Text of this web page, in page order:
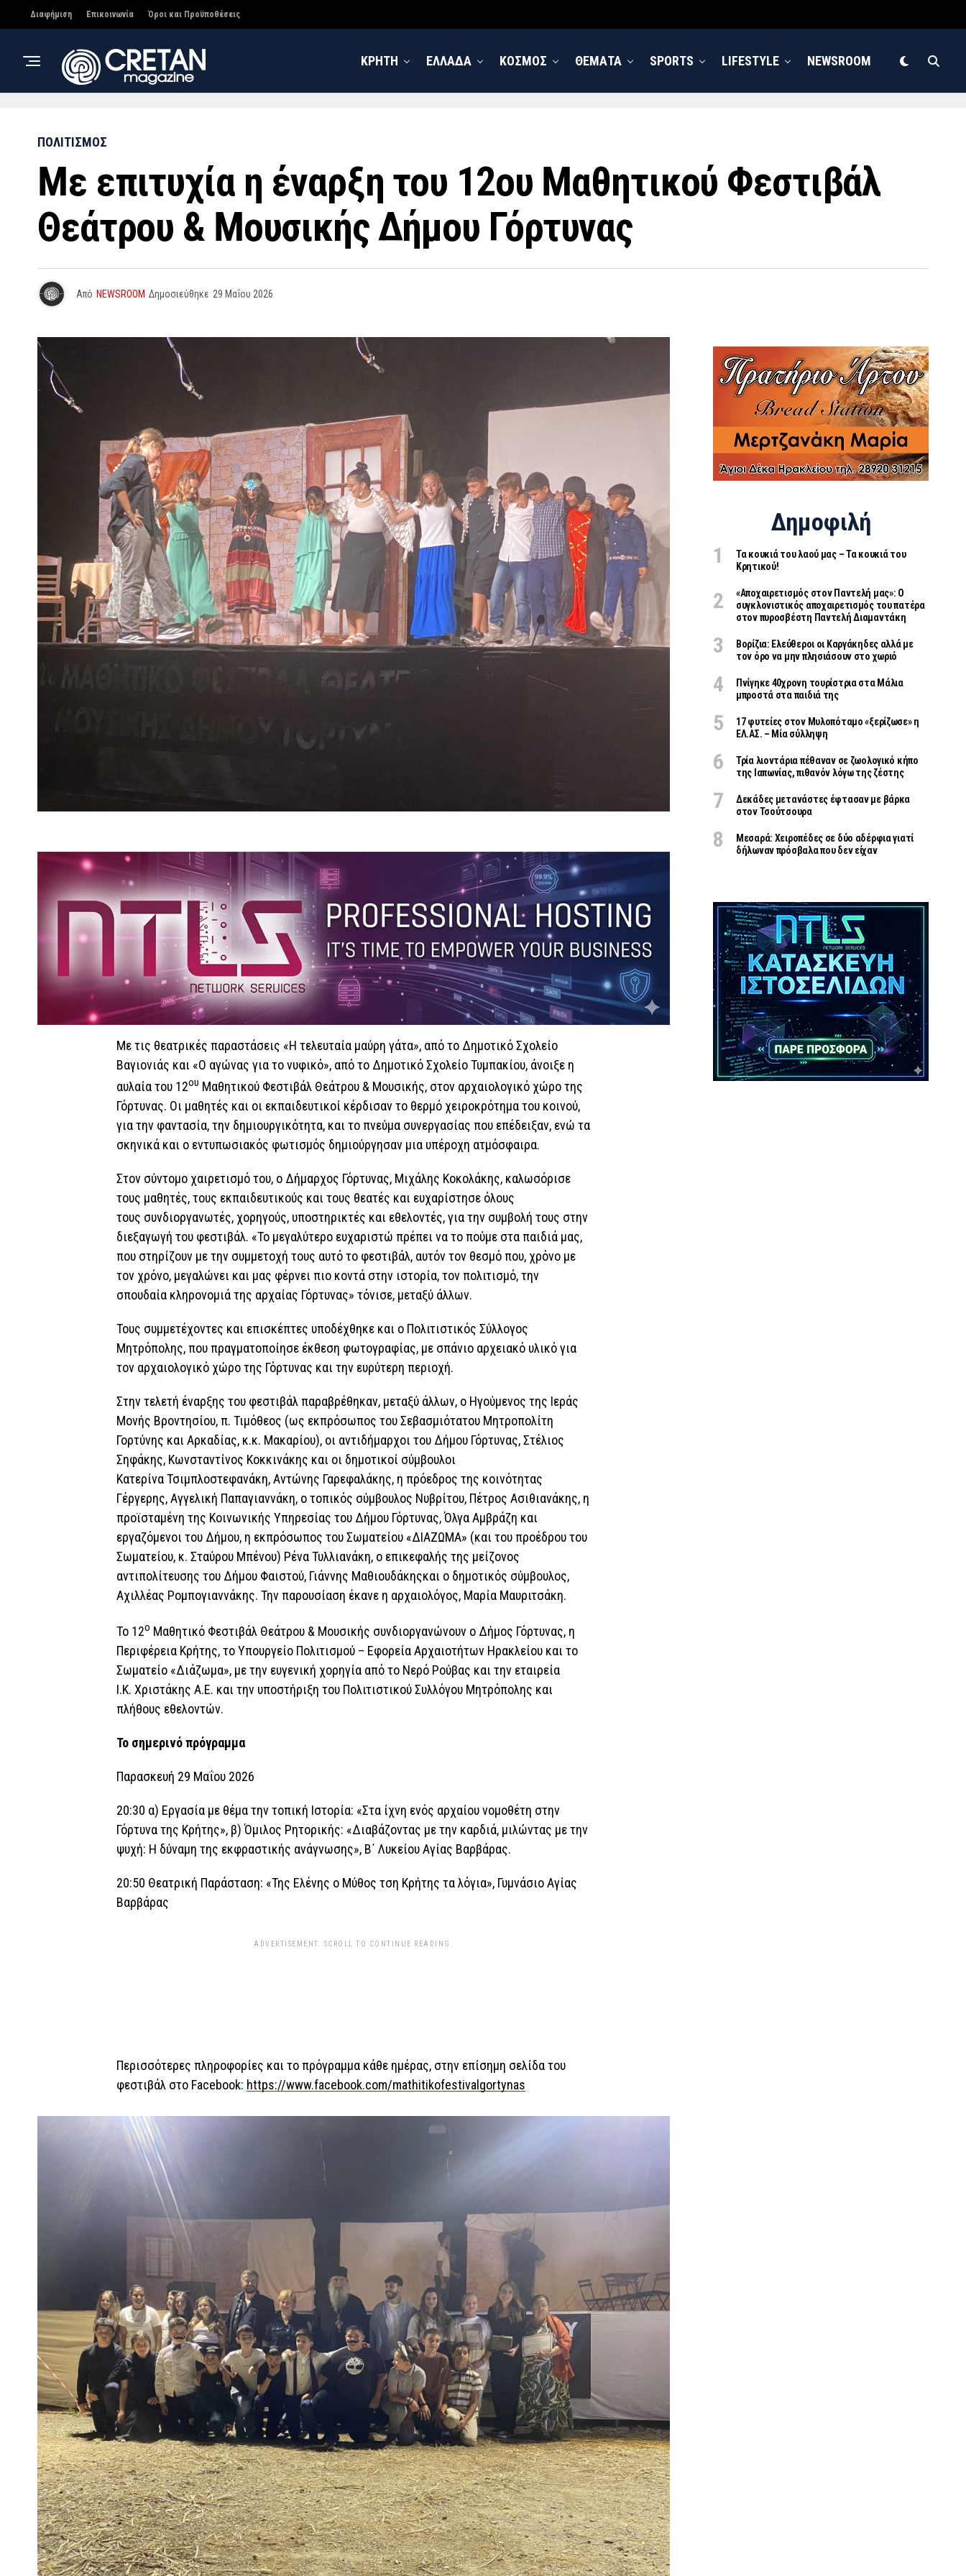
Διαφήμιση Επικοινωνία Όροι και Προϋποθέσεις
ΚΡΗΤΗ ΕΛΛΑΔΑ ΚΟΣΜΟΣ ΘΕΜΑΤΑ SPORTS LIFESTYLE NEWSROOM
ΠΟΛΙΤΙΣΜΟΣ
Με επιτυχία η έναρξη του 12ου Μαθητικού Φεστιβάλ
Θεάτρου & Μουσικής Δήμου Γόρτυνας
Από NEWSROOM Δημοσιεύθηκε 29 Μαΐου 2026
Με τις θεατρικές παραστάσεις «Η τελευταία μαύρη γάτα», από το Δημοτικό Σχολείο
Βαγιονιάς και «Ο αγώνας για το νυφικό», από το Δημοτικό Σχολείο Τυμπακίου, άνοιξε η
αυλαία του 12ου Μαθητικού Φεστιβάλ Θεάτρου & Μουσικής, στον αρχαιολογικό χώρο της
Γόρτυνας. Οι μαθητές και οι εκπαιδευτικοί κέρδισαν το θερμό χειροκρότημα του κοινού,
για την φαντασία, την δημιουργικότητα, και το πνεύμα συνεργασίας που επέδειξαν, ενώ τα
σκηνικά και ο εντυπωσιακός φωτισμός δημιούργησαν μια υπέροχη ατμόσφαιρα.
Στον σύντομο χαιρετισμό του, ο Δήμαρχος Γόρτυνας, Μιχάλης Κοκολάκης, καλωσόρισε
τους μαθητές, τους εκπαιδευτικούς και τους θεατές και ευχαρίστησε όλους
τους συνδιοργανωτές, χορηγούς, υποστηρικτές και εθελοντές, για την συμβολή τους στην
διεξαγωγή του φεστιβάλ. «Το μεγαλύτερο ευχαριστώ πρέπει να το πούμε στα παιδιά μας,
που στηρίζουν με την συμμετοχή τους αυτό το φεστιβάλ, αυτόν τον θεσμό που, χρόνο με
τον χρόνο, μεγαλώνει και μας φέρνει πιο κοντά στην ιστορία, τον πολιτισμό, την
σπουδαία κληρονομιά της αρχαίας Γόρτυνας» τόνισε, μεταξύ άλλων.
Τους συμμετέχοντες και επισκέπτες υποδέχθηκε και ο Πολιτιστικός Σύλλογος
Μητρόπολης, που πραγματοποίησε έκθεση φωτογραφίας, με σπάνιο αρχειακό υλικό για
τον αρχαιολογικό χώρο της Γόρτυνας και την ευρύτερη περιοχή.
Στην τελετή έναρξης του φεστιβάλ παραβρέθηκαν, μεταξύ άλλων, ο Ηγούμενος της Ιεράς
Μονής Βροντησίου, π. Τιμόθεος (ως εκπρόσωπος του Σεβασμιότατου Μητροπολίτη
Γορτύνης και Αρκαδίας, κ.κ. Μακαρίου), οι αντιδήμαρχοι του Δήμου Γόρτυνας, Στέλιος
Σηφάκης, Κωνσταντίνος Κοκκινάκης και οι δημοτικοί σύμβουλοι
Κατερίνα Τσιμπλοστεφανάκη, Αντώνης Γαρεφαλάκης, η πρόεδρος της κοινότητας
Γέργερης, Αγγελική Παπαγιαννάκη, ο τοπικός σύμβουλος Νυβρίτου, Πέτρος Ασιθιανάκης, η
προϊσταμένη της Κοινωνικής Υπηρεσίας του Δήμου Γόρτυνας, Όλγα Αμβράζη και
εργαζόμενοι του Δήμου, η εκπρόσωπος του Σωματείου «ΔΙΑΖΩΜΑ» (και του προέδρου του
Σωματείου, κ. Σταύρου Μπένου) Ρένα Τυλλιανάκη, ο επικεφαλής της μείζονος
αντιπολίτευσης του Δήμου Φαιστού, Γιάννης Μαθιουδάκηςκαι ο δημοτικός σύμβουλος,
Αχιλλέας Ρομπογιαννάκης. Την παρουσίαση έκανε η αρχαιολόγος, Μαρία Μαυριτσάκη.
Το 12ο Μαθητικό Φεστιβάλ Θεάτρου & Μουσικής συνδιοργανώνουν ο Δήμος Γόρτυνας, η
Περιφέρεια Κρήτης, το Υπουργείο Πολιτισμού – Εφορεία Αρχαιοτήτων Ηρακλείου και το
Σωματείο «Διάζωμα», με την ευγενική χορηγία από το Νερό Ρούβας και την εταιρεία
Ι.Κ. Χριστάκης Α.Ε. και την υποστήριξη του Πολιτιστικού Συλλόγου Μητρόπολης και
πλήθους εθελοντών.
Το σημερινό πρόγραμμα
Παρασκευή 29 Μαΐου 2026
20:30 α) Εργασία με θέμα την τοπική Ιστορία: «Στα ίχνη ενός αρχαίου νομοθέτη στην
Γόρτυνα της Κρήτης», β) Όμιλος Ρητορικής: «Διαβάζοντας με την καρδιά, μιλώντας με την
ψυχή: Η δύναμη της εκφραστικής ανάγνωσης», Β΄ Λυκείου Αγίας Βαρβάρας.
20:50 Θεατρική Παράσταση: «Της Ελένης ο Μύθος τση Κρήτης τα λόγια», Γυμνάσιο Αγίας
Βαρβάρας
ADVERTISEMENT. SCROLL TO CONTINUE READING.
Περισσότερες πληροφορίες και το πρόγραμμα κάθε ημέρας, στην επίσημη σελίδα του
φεστιβάλ στο Facebook: https://www.facebook.com/mathitikofestivalgortynas
Δημοφιλή
Τα κουκιά του λαού μας – Τα κουκιά του
Κρητικού!
«Aποχαιρετισμός στον Παντελή μας»: Ο
συγκλονιστικός αποχαιρετισμός του πατέρα
στον πυροσβέστη Παντελή Διαμαντάκη
Βορίζια: Ελεύθεροι οι Καργάκηδες αλλά με
τον όρο να μην πλησιάσουν στο χωριό
Πνίγηκε 40χρονη τουρίστρια στα Μάλια
μπροστά στα παιδιά της
17 φυτείες στον Μυλοπόταμο «ξερίζωσε» η
ΕΛ.ΑΣ. – Μία σύλληψη
Τρία λιοντάρια πέθαναν σε ζωολογικό κήπο
της Ιαπωνίας, πιθανόν λόγω της ζέστης
Δεκάδες μετανάστες έφτασαν με βάρκα
στον Τσούτσουρα
Μεσαρά: Χειροπέδες σε δύο αδέρφια γιατί
δήλωναν πρόσβαλα που δεν είχαν